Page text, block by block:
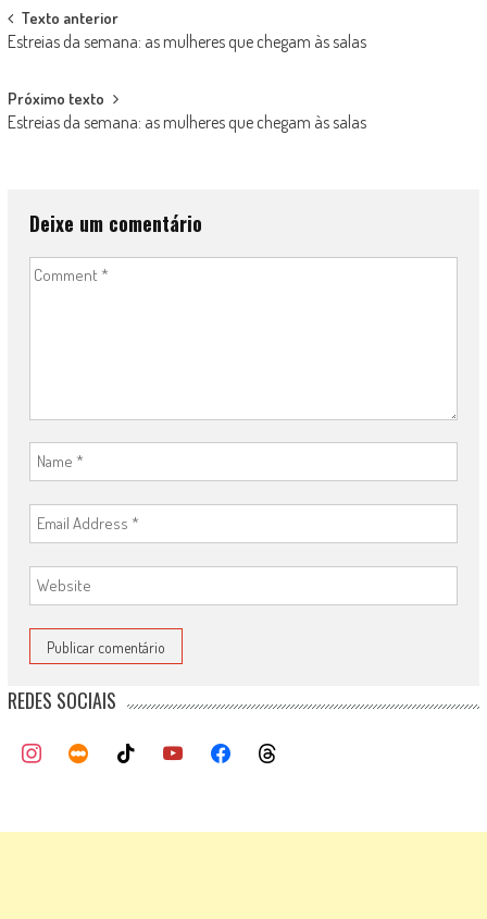
Post
navigation
Texto anterior
Estreias da semana: as mulheres que chegam às salas
Próximo texto
Estreias da semana: as mulheres que chegam às salas
Deixe um comentário
REDES SOCIAIS